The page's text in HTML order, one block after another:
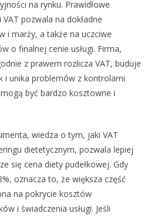
na rynku. Prawidłowe
pozwala na dokładne
i marży, a także na uczciwe
o finalnej cenie usługi. Firma,
z prawem rozlicza VAT, buduje
i unika problemów z kontrolami
być bardzo kosztowne i
wiedza o tym, jaki VAT
dietetycznym, pozwala lepiej
się cena diety pudełkowej. Gdy
oznacza to, że większa część
na pokrycie kosztów
i świadczenia usługi. Jeśli